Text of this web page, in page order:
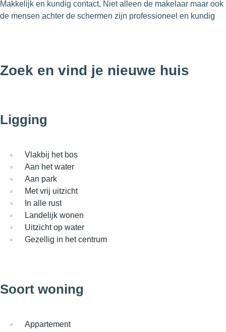
Makkelijk en kundig contact, Niet alleen de makelaar maar ook
de mensen achter de schermen zijn professioneel en kundig
Zoek en vind je nieuwe huis
Ligging
Vlakbij het bos
Aan het water
Aan park
Met vrij uitzicht
In alle rust
Landelijk wonen
Uitzicht op water
Gezellig in het centrum
Soort woning
Appartement